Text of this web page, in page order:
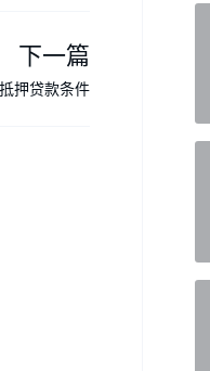
下一篇
押贷款条件